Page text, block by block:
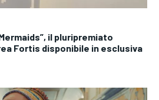
il pluripremiato
Fortis disponibile in esclusiva